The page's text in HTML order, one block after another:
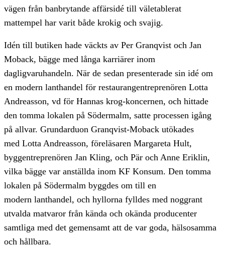
vägen från banbrytande affärsidé till väletablerat
mattempel har varit både krokig och svajig.
Idén till butiken hade väckts av Per Granqvist och Jan
Moback, bägge med långa karriärer inom
dagligvaruhandeln. När de sedan presenterade sin idé om
en modern lanthandel för restaurangentreprenören Lotta
Andreasson, vd för Hannas krog-koncernen, och hittade
den tomma lokalen på Södermalm, satte processen igång
på allvar. Grundarduon Granqvist-Moback utökades
med Lotta Andreasson, föreläsaren Margareta Hult,
byggentreprenören Jan Kling, och Pär och Anne Eriklin,
vilka bägge var anställda inom KF Konsum. Den tomma
lokalen på Södermalm byggdes om till en
modern lanthandel, och hyllorna fylldes med noggrant
utvalda matvaror från kända och okända producenter
samtliga med det gemensamt att de var goda, hälsosamma
och hållbara.